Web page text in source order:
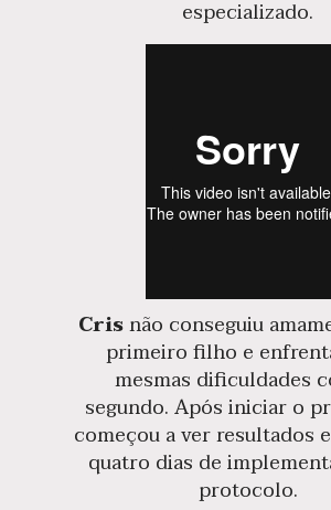
especializado.
Cris não conseguiu
primeiro filho e
mesmas dificuldades
segundo. Após iniciar o
começou a ver resultados
quatro dias de
protocolo.